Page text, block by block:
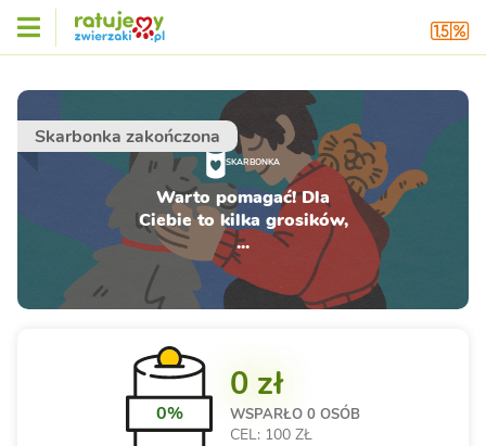
Skarbonka zakończona
SKARBONKA
Warto pomagać! Dla
Ciebie to kilka grosików,
...
0%
0 zł
WSPARŁO 0 OSÓB
CEL: 100 ZŁ